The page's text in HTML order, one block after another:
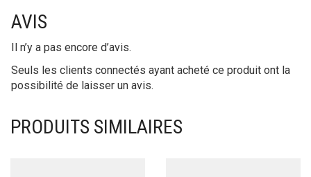
AVIS
Il n’y a pas encore d’avis.
Seuls les clients connectés ayant acheté ce produit ont la
possibilité de laisser un avis.
PRODUITS SIMILAIRES